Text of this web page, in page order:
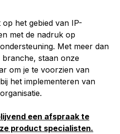
op het gebied van IP-
met de nadruk op
Met meer dan
staan onze
om je te voorzien van
het implementeren van
een afspraak te
product specialisten.